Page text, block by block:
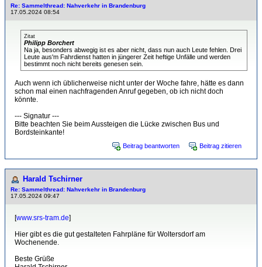
Re: Sammelthread: Nahverkehr in Brandenburg
17.05.2024 08:54
Zitat
Philipp Borchert
Na ja, besonders abwegig ist es aber nicht, dass nun auch Leute fehlen. Drei
Leute aus'm Fahrdienst hatten in jüngerer Zeit heftige Unfälle und werden
bestimmt noch nicht bereits genesen sein.
Auch wenn ich üblicherweise nicht unter der Woche fahre, hätte es dann
schon mal einen nachfragenden Anruf gegeben, ob ich nicht doch
könnte.
--- Signatur ---
Bitte beachten Sie beim Aussteigen die Lücke zwischen Bus und
Bordsteinkante!
Beitrag beantworten Beitrag zitieren
Harald Tschirner
Re: Sammelthread: Nahverkehr in Brandenburg
17.05.2024 09:47
[www.srs-tram.de]
Hier gibt es die gut gestalteten Fahrpläne für Woltersdorf am
Wochenende.
Beste Grüße